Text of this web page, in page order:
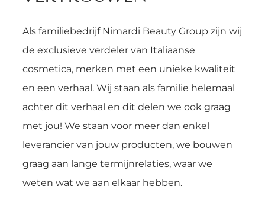
Als familiebedrijf Nimardi Beauty Group zijn wij
de exclusieve verdeler van Italiaanse
cosmetica, merken met een unieke kwaliteit
en een verhaal. Wij staan als familie helemaal
achter dit verhaal en dit delen we ook graag
met jou! We staan voor meer dan enkel
leverancier van jouw producten, we bouwen
graag aan lange termijnrelaties, waar we
weten wat we aan elkaar hebben.